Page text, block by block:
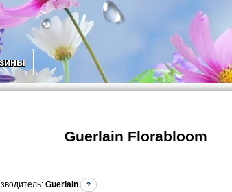
Guerlain Florabloom
: Guerlain ?